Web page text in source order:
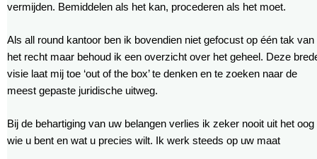
vermijden. Bemiddelen als het kan, procederen als het moet.
Als all round kantoor ben ik bovendien niet gefocust op één tak van
het recht maar behoud ik een overzicht over het geheel. Deze
visie laat mij toe ‘out of the box’ te denken en te zoeken naar de
meest gepaste juridische uitweg.
Bij de behartiging van uw belangen verlies ik zeker nooit uit het oog
wie u bent en wat u precies wilt. Ik werk steeds op uw maat